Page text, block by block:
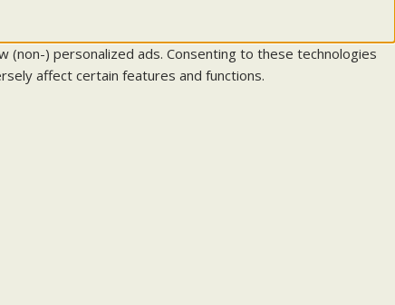
) personalized ads. Consenting to these technologies
affect certain features and functions.